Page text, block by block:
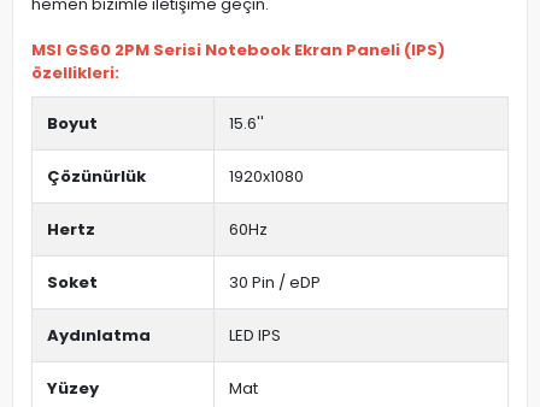
MSI GS60 2PM Serisi Notebook Ekran Paneli (IPS)
özellikleri:
Boyut 15.6''
Çözünürlük 1920x1080
Hertz 60Hz
Soket 30 Pin / eDP
Aydınlatma LED IPS
Yüzey Mat